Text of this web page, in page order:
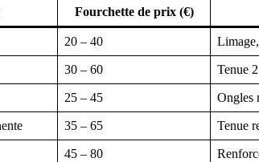
Fourchette de prix (€)
20 – 40
30 – 60 Tenue
25 – 45 Ongles
35 – 65 Tenue
45 – 80